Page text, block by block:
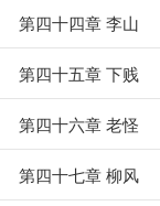
第四十四章 李山
第四十五章 下贱
第四十六章 老怪
第四十七章 柳风